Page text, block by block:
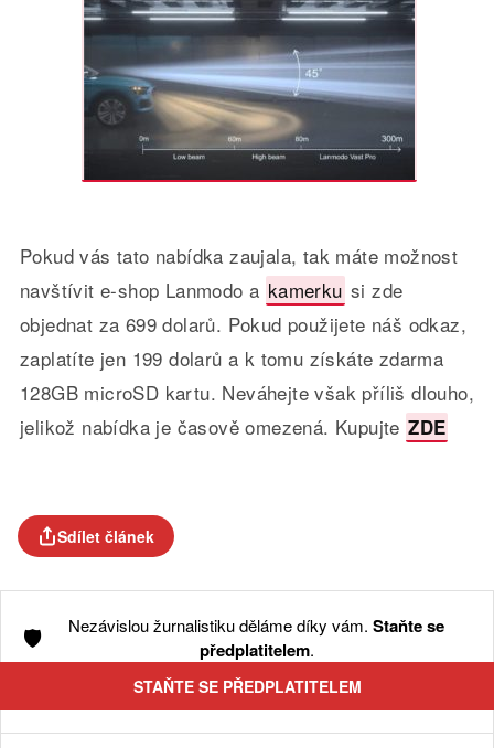
Pokud vás tato nabídka zaujala, tak máte možnost
navštívit e-shop Lanmodo a kamerku si zde
objednat za 699 dolarů. Pokud použijete náš odkaz,
zaplatíte jen 199 dolarů a k tomu získáte zdarma
128GB microSD kartu. Neváhejte však příliš dlouho,
jelikož nabídka je časově omezená. Kupujte ZDE
Sdílet článek
🛡️ Nezávislou žurnalistiku děláme díky vám. Staňte se
předplatitelem.
STAŇTE SE PŘEDPLATITELEM